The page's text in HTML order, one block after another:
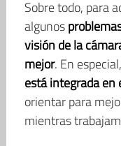
Sobre todo, para
algunos
visión de la
mejor. En
está integrada en
orientar para
mientras